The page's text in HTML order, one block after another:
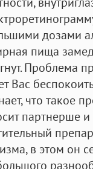
дозами
пища
Проблема
Вас
что такое
партнерше
в этом он